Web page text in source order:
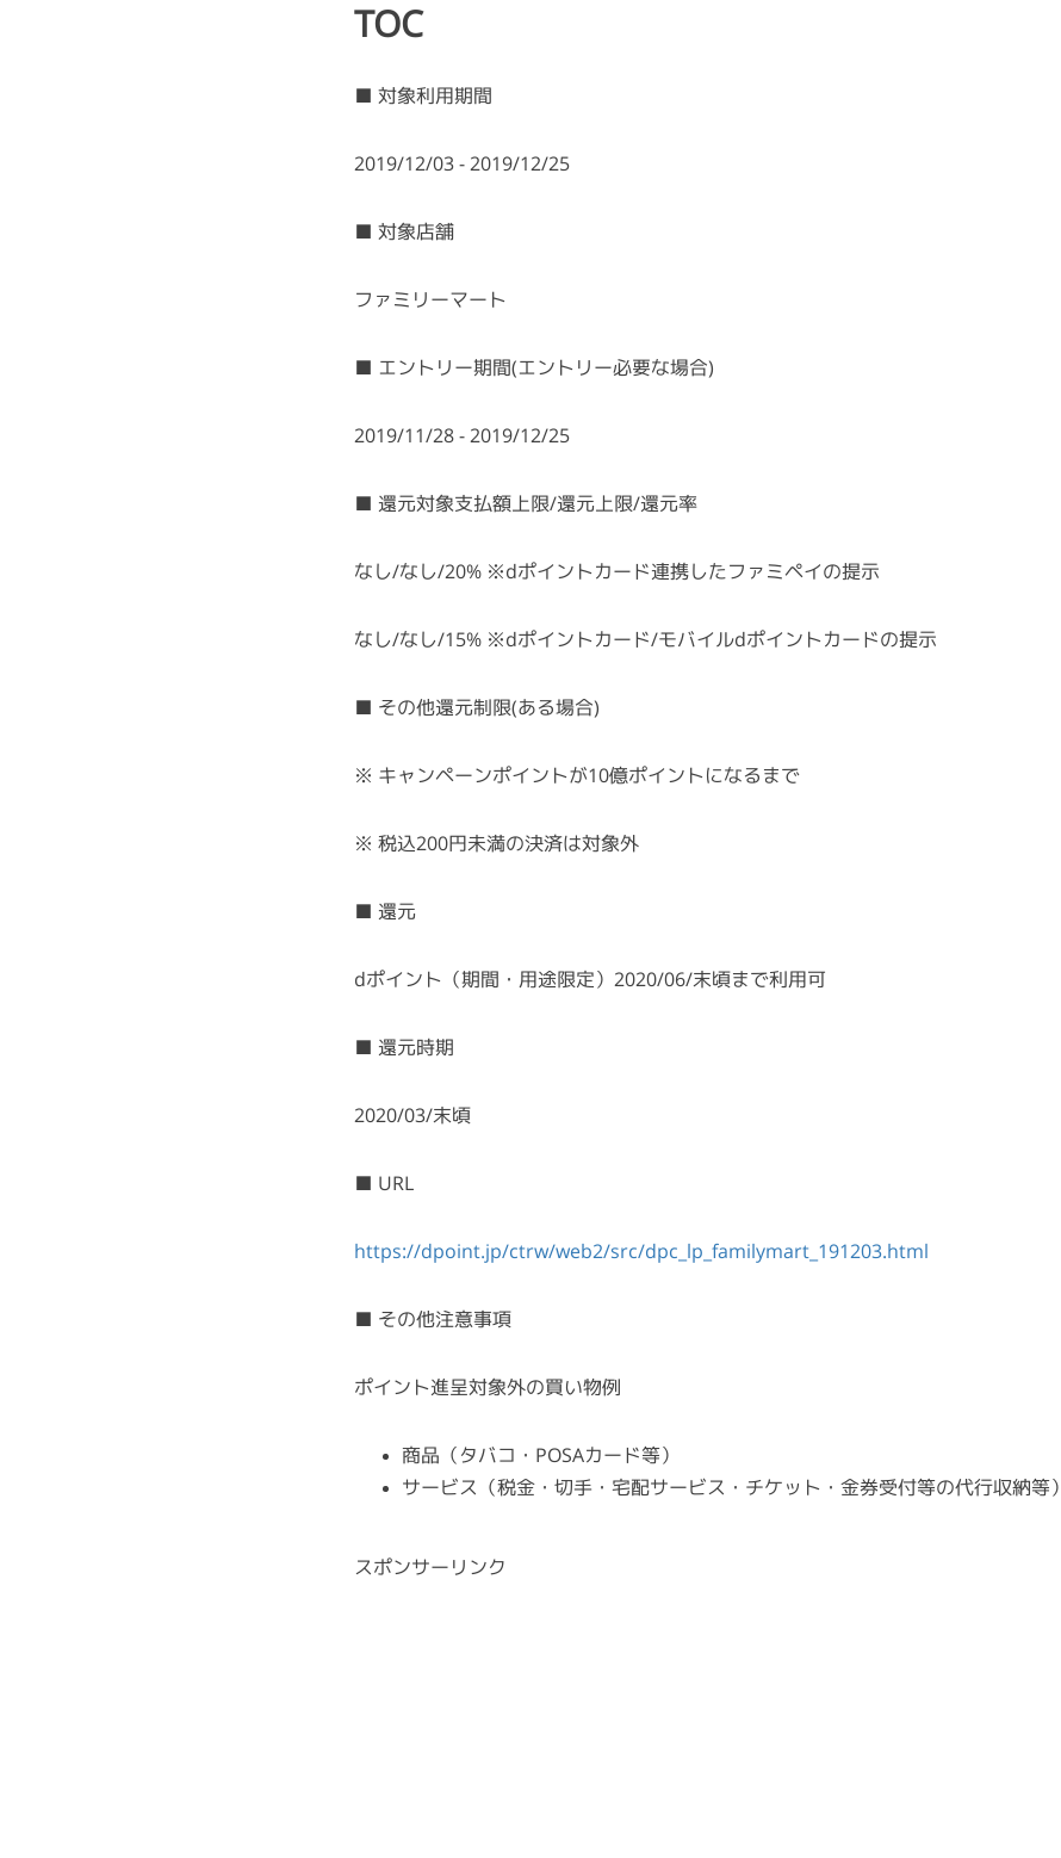
TOC
■ 対象利用期間
2019/12/03 - 2019/12/25
■ 対象店舗
ファミリーマート
■ エントリー期間(エントリー必要な場合)
2019/11/28 - 2019/12/25
■ 還元対象支払額上限/還元上限/還元率
なし/なし/20% ※dポイントカード連携したファミペイの提示
なし/なし/15% ※dポイントカード/モバイルdポイントカードの提示
■ その他還元制限(ある場合)
※ キャンペーンポイントが10億ポイントになるまで
※ 税込200円未満の決済は対象外
■ 還元
dポイント（期間・用途限定）2020/06/末頃まで利用可
■ 還元時期
2020/03/末頃
■ URL
https://dpoint.jp/ctrw/web2/src/dpc_lp_familymart_191203.html
■ その他注意事項
ポイント進呈対象外の買い物例
商品（タバコ・POSAカード等）
サービス（税金・切手・宅配サービス・チケット・金券受付等の代行収納等）
スポンサーリンク